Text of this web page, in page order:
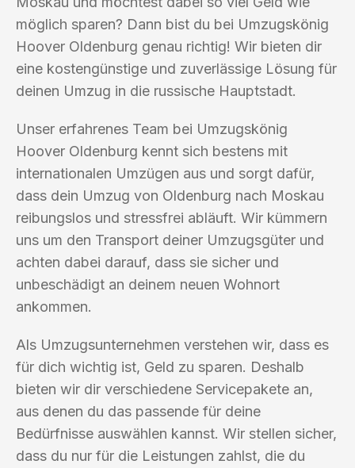
möglich sparen? Dann bist du bei Umzugskönig
Hoover Oldenburg genau richtig! Wir bieten dir
eine kostengünstige und zuverlässige Lösung für
deinen Umzug in die russische Hauptstadt.
Unser erfahrenes Team bei Umzugskönig
Hoover Oldenburg kennt sich bestens mit
internationalen Umzügen aus und sorgt dafür,
dass dein Umzug von Oldenburg nach Moskau
reibungslos und stressfrei abläuft. Wir kümmern
uns um den Transport deiner Umzugsgüter und
achten dabei darauf, dass sie sicher und
unbeschädigt an deinem neuen Wohnort
ankommen.
Als Umzugsunternehmen verstehen wir, dass es
für dich wichtig ist, Geld zu sparen. Deshalb
bieten wir dir verschiedene Servicepakete an,
aus denen du das passende für deine
Bedürfnisse auswählen kannst. Wir stellen sicher,
dass du nur für die Leistungen zahlst, die du